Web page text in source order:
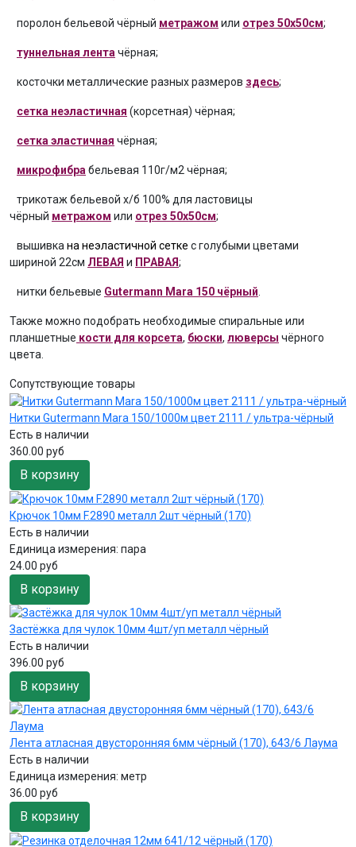
поролон бельевой чёрный метражом или отрез 50х50см;
туннельная лента чёрная;
косточки металлические разных размеров здесь;
сетка неэластичная (корсетная) чёрная;
сетка эластичная чёрная;
микрофибра бельевая 110г/м2 чёрная;
трикотаж бельевой х/б 100% для ластовицы
чёрный метражом или отрез 50х50см;
вышивка на неэластичной сетке с голубыми цветами
шириной 22см ЛЕВАЯ и ПРАВАЯ;
нитки бельевые Gutermann Mara 150 чёрный
Также можно подобрать необходимые спиральные или
планшетные кости для корсета, бюски, люверсы чёрного
цвета.
Сопутствующие товары
Нитки Gutermann Mara 150/1000м цвет 2111 / ультра-чёрный
Есть в наличии
360.00 руб
В корзину
Крючок 10мм F.2890 металл 2шт чёрный (170)
Есть в наличии
Единица измерения: пара
24.00 руб
В корзину
Застёжка для чулок 10мм 4шт/уп металл чёрный
Есть в наличии
396.00 руб
В корзину
Лента атласная двусторонняя 6мм чёрный (170), 643/6 Лаума
Есть в наличии
Единица измерения: метр
36.00 руб
В корзину